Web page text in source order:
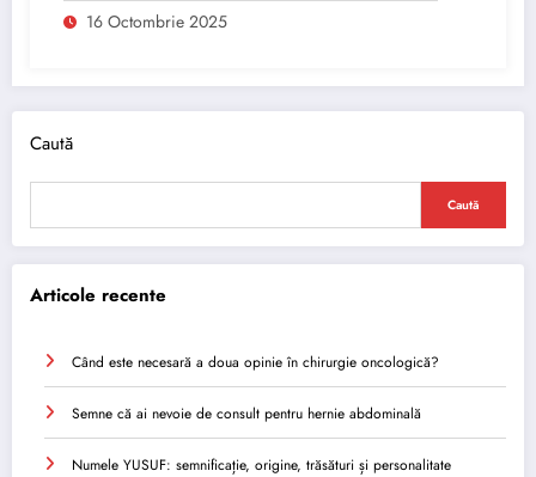
16 Octombrie 2025
Caută
Caută
Articole recente
Când este necesară a doua opinie în chirurgie oncologică?
Semne că ai nevoie de consult pentru hernie abdominală
Numele YUSUF: semnificație, origine, trăsături și personalitate